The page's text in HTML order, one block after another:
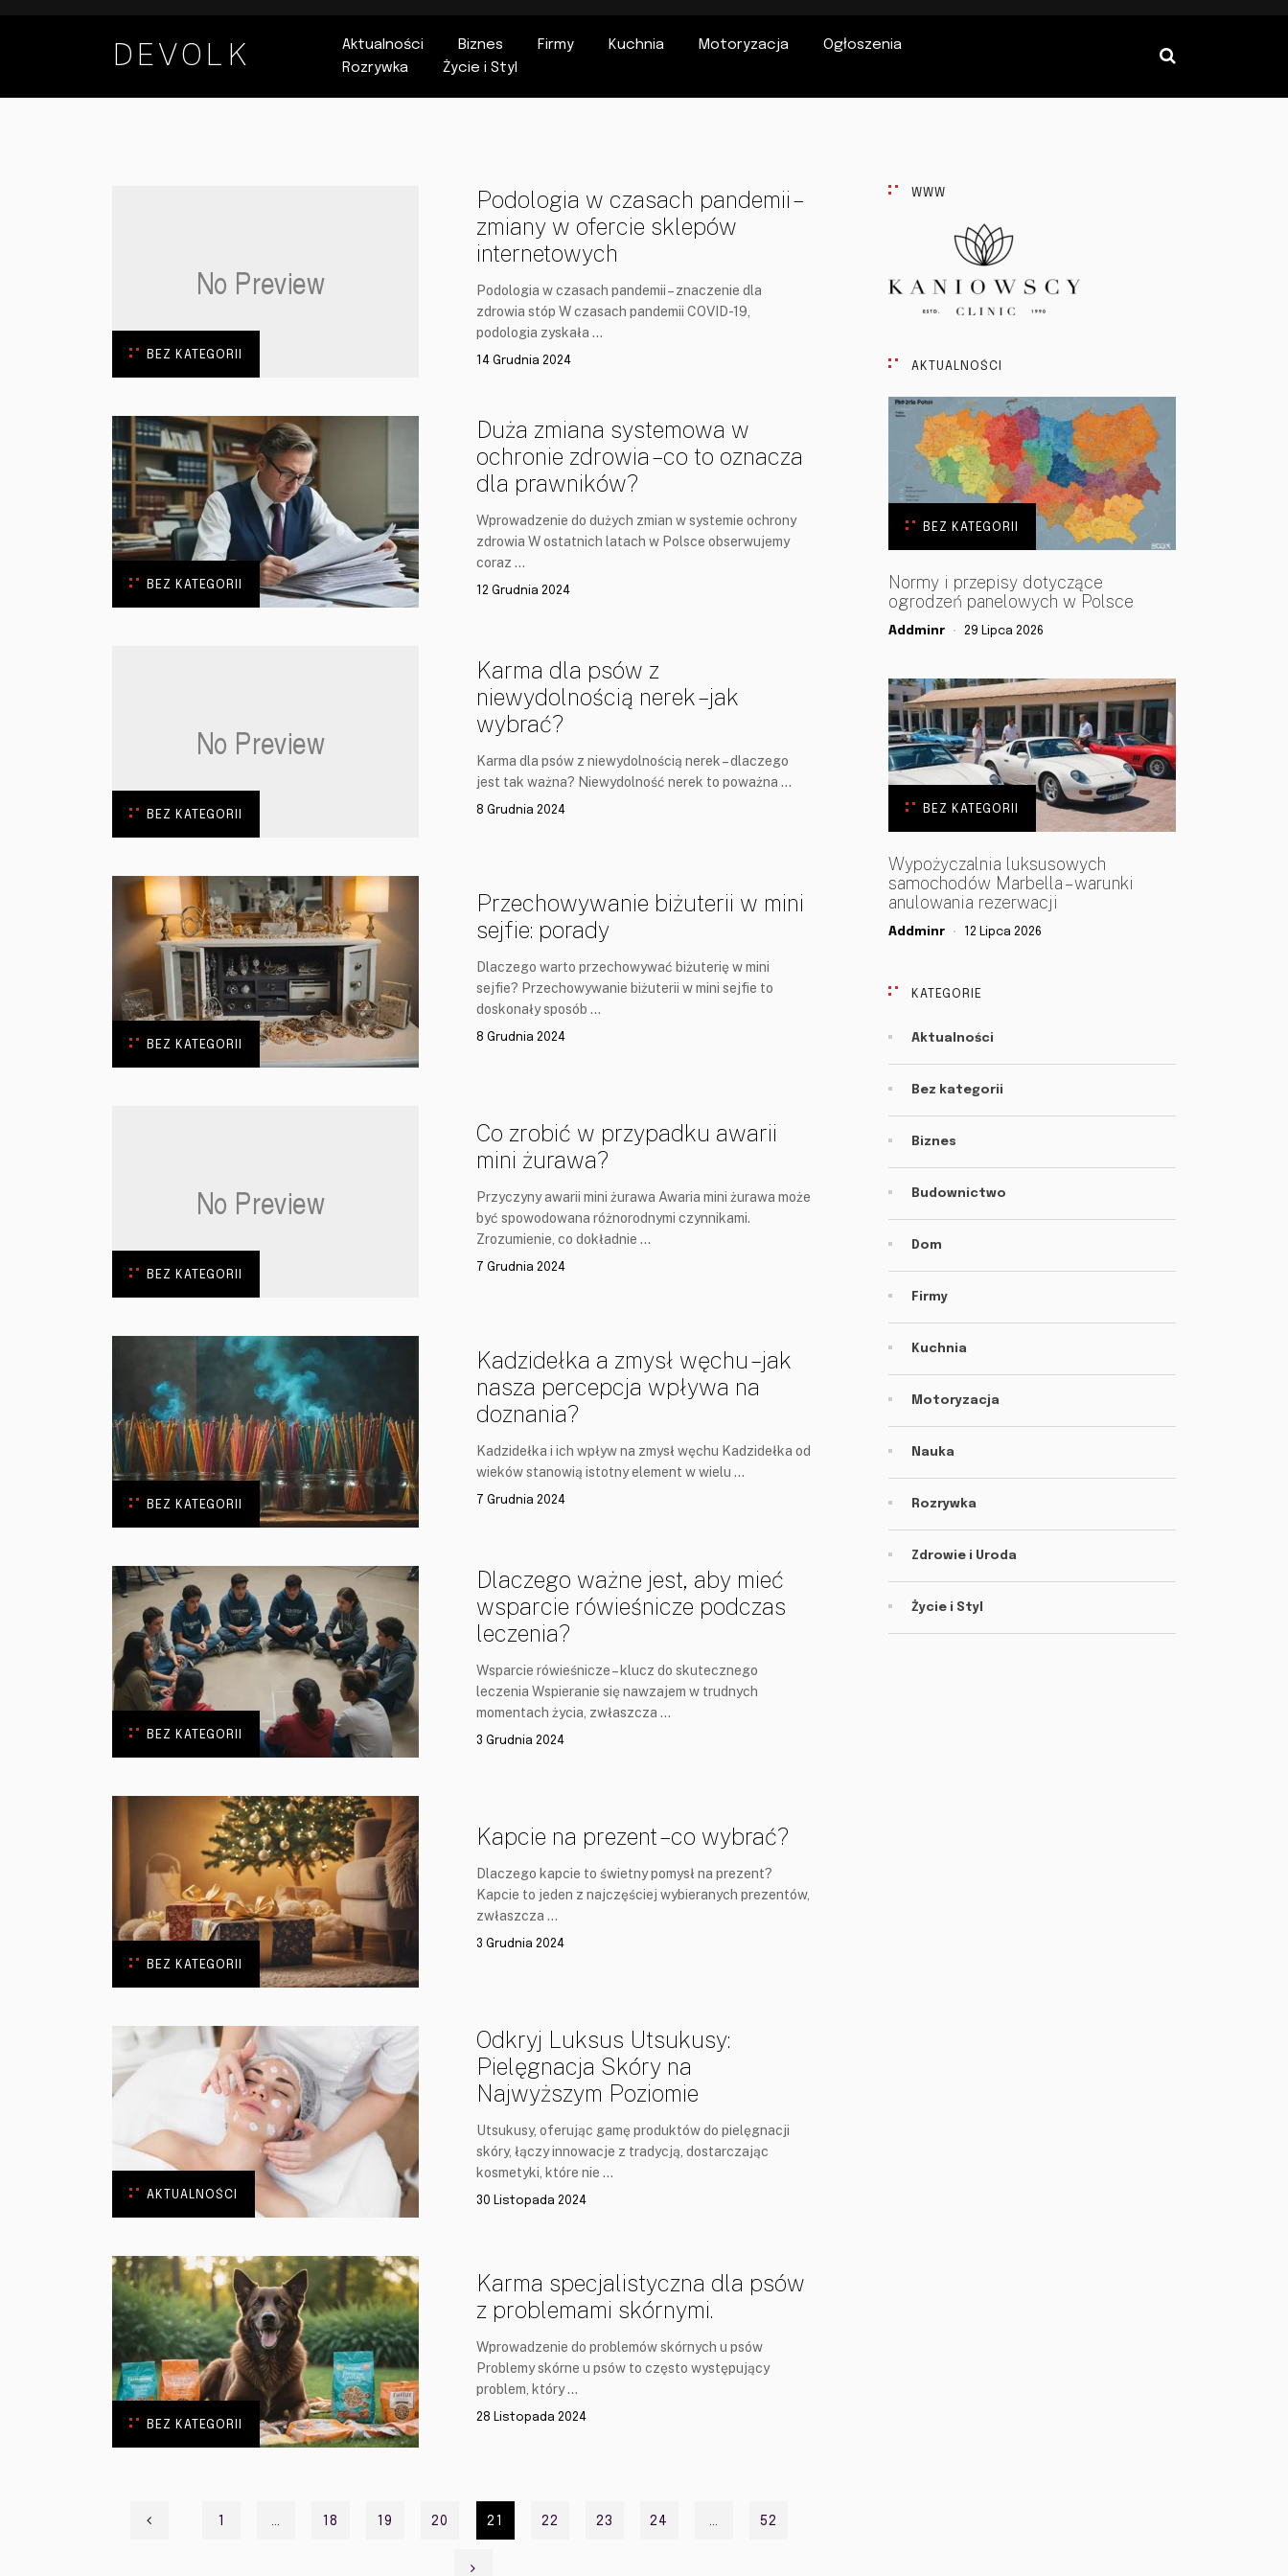
DEVOLK Aktualności Biznes Firmy Kuchnia Motoryzacja
Ogłoszenia
Rozrywka
Życie i Styl
BEZ KATEGORII
Podologia w czasach pandemii –
zmiany w ofercie sklepów
internetowych
Podologia w czasach pandemii – znaczenie dla
zdrowia stóp W czasach pandemii COVID-19,
podologia zyskała …
14 Grudnia 2024
BEZ KATEGORII
Duża zmiana systemowa w
ochronie zdrowia – co to oznacza
dla prawników?
Wprowadzenie do dużych zmian w systemie ochrony
zdrowia W ostatnich latach w Polsce obserwujemy
coraz …
12 Grudnia 2024
BEZ KATEGORII
Karma dla psów z
niewydolnością nerek – jak
wybrać?
Karma dla psów z niewydolnością nerek – dlaczego
jest tak ważna? Niewydolność nerek to poważna …
8 Grudnia 2024
BEZ KATEGORII
Przechowywanie biżuterii w mini
sejfie: porady
Dlaczego warto przechowywać biżuterię w mini
sejfie? Przechowywanie biżuterii w mini sejfie to
doskonały sposób …
8 Grudnia 2024
BEZ KATEGORII
Co zrobić w przypadku awarii
mini żurawa?
Przyczyny awarii mini żurawa Awaria mini żurawa może
być spowodowana różnorodnymi czynnikami.
Zrozumienie, co dokładnie …
7 Grudnia 2024
BEZ KATEGORII
Kadzidełka a zmysł węchu – jak
nasza percepcja wpływa na
doznania?
Kadzidełka i ich wpływ na zmysł węchu Kadzidełka od
wieków stanowią istotny element w wielu …
7 Grudnia 2024
BEZ KATEGORII
Dlaczego ważne jest, aby mieć
wsparcie rówieśnicze podczas
leczenia?
Wsparcie rówieśnicze – klucz do skutecznego
leczenia Wspieranie się nawzajem w trudnych
momentach życia, zwłaszcza …
3 Grudnia 2024
BEZ KATEGORII
Kapcie na prezent – co wybrać?
Dlaczego kapcie to świetny pomysł na prezent?
Kapcie to jeden z najczęściej wybieranych prezentów,
zwłaszcza …
3 Grudnia 2024
AKTUALNOŚCI
Odkryj Luksus Utsukusy:
Pielęgnacja Skóry na
Najwyższym Poziomie
Utsukusy, oferując gamę produktów do pielęgnacji
skóry, łączy innowacje z tradycją, dostarczając
kosmetyki, które nie …
30 Listopada 2024
BEZ KATEGORII
Karma specjalistyczna dla psów
z problemami skórnymi.
Wprowadzenie do problemów skórnych u psów
Problemy skórne u psów to często występujący
problem, który …
28 Listopada 2024
Stronicowanie
… 18 19 20 21 22 23 24 … 52
WWW
AKTUALNOŚCI
BEZ KATEGORII
Normy i przepisy dotyczące
ogrodzeń panelowych w Polsce
Addminr 29 Lipca 2026
BEZ KATEGORII
Wypożyczalnia luksusowych
samochodów Marbella – warunki
anulowania rezerwacji
Addminr 12 Lipca 2026
KATEGORIE
Aktualności
Bez kategorii
Biznes
Budownictwo
Dom
Firmy
Kuchnia
Motoryzacja
Nauka
Rozrywka
Zdrowie i Uroda
Życie i Styl